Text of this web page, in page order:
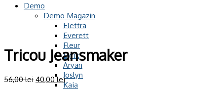
Demo
Demo Magazin
Elettra
Everett
Fleur
Lyrik
Aryan
Joslyn
Kaia
Tricou Jeansmaker
56,00lei 40,00lei